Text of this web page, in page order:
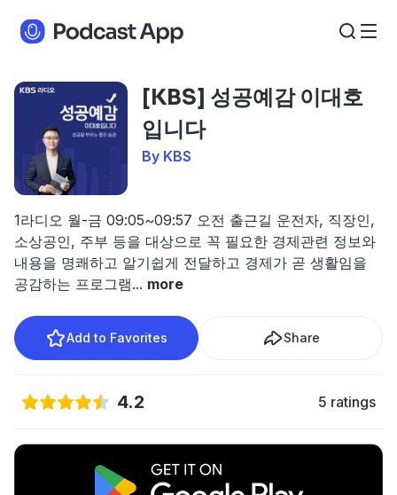
[KBS] 성공예감 이대호
입니다
By KBS
1라디오 월-금 09:05~09:57 오전 출근길 운전자, 직장인,
소상공인, 주부 등을 대상으로 꼭 필요한 경제관련 정보와
내용을 명쾌하고 알기쉽게 전달하고 경제가 곧 생활임을
공감하는 프로그램... more
Add to Favorites Share
4.2 5 ratings